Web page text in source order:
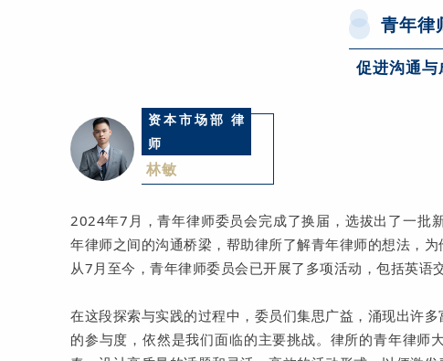
青年律
促进沟通
资本市场部 律
师
林敏
2024年7月，青年律师委员会完成了换届，选拔出了一批
年律师之间的沟通桥梁，帮助律所了解青年律师的想法，
从7月至今，青年律师委员会已开展了多项活动，包括英语
在这段探索与实践的过程中，委员们集思广益，涌现出许
的参与度，依然是我们面临的主要挑战。律所的青年律师